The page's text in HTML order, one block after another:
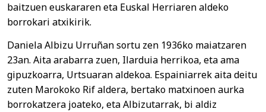
baitzuen euskararen eta Euskal Herriaren aldeko
borrokari atxikirik.
Daniela Albizu Urruñan sortu zen 1936ko maiatzaren
23an. Aita arabarra zuen, Ilarduia herrikoa, eta ama
gipuzkoarra, Urtsuaran aldekoa. Espainiarrek aita deitu
zuten Marokoko Rif aldera, bertako matxinoen aurka
borrokatzera joateko, eta Albizutarrak, bi aldiz